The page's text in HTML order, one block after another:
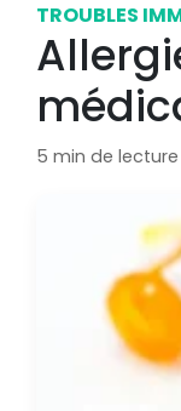
TROUBLES
5 min de lecture